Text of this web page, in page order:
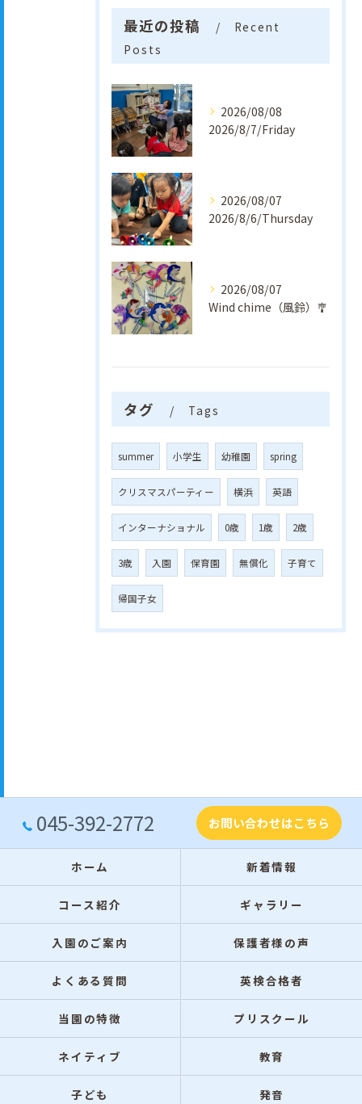
最近の投稿
Recent
Posts
2026/08/08
2026/8/7/Friday
2026/08/07
2026/8/6/Thursday
2026/08/07
Wind chime（風鈴）🎐
タグ Tags
summer 小学生 幼稚園 spring
クリスマスパーティー 横浜 英語
インターナショナル 0歳 1歳 2歳
3歳 入園 保育園 無償化 子育て
帰国子女
045-392-2772 お問い合わせはこちら
ホーム 新着情報
コース紹介 ギャラリー
入園のご案内 保護者様の声
よくある質問 英検合格者
当園の特徴 プリスクール
ネイティブ 教育
子ども 発音